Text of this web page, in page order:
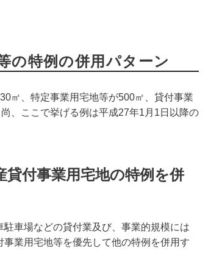
の特例の併用パターン
㎡、特定事業用宅地等が500㎡、貸付事業
、ここで挙げる例は平成27年1月1日以降の
貸付事業用宅地の特例を併
車場などの貸付業及び、事業的規模には
業用宅地等を優先して他の特例を併用す